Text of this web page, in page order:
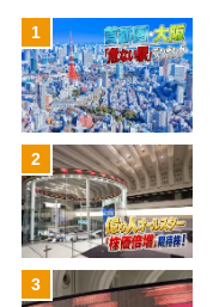
1
2
3